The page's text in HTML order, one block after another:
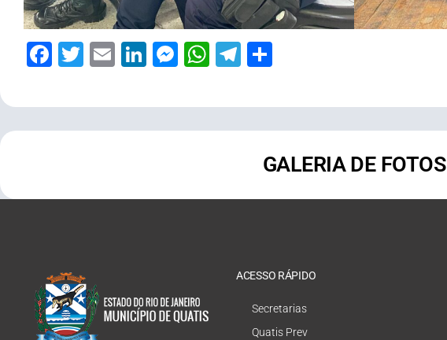
Facebook
Twitter
EmailLinkedIn
Messenger
WhatsApp
Telegram
GALERIA DE FOTOS
ACESSO RÁPIDO
Secretarias
Quatis Prev